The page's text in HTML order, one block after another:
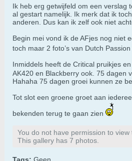
Ik heb erg getwijfeld om een verslag
al gestart namelijk. Ik merk dat ik
anderen. Dus kan ik zelf ook niet
Begin mei vond ik de AFjes nog niet
toch maar 2 foto’s van Dutch
Inmiddels heeft de Critical pruikjes
AK420 en Blackberry ook. 75 dagen
Hahaha 75 dagen groei kunnen ze
Tot slot een groene groet aan
bekenden terug te gaan zien
You do not have permission to view
This gallery has 7 photos.